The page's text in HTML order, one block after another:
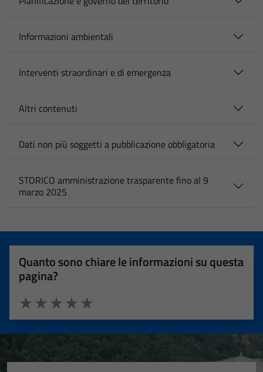
Informazioni ambientali
Interventi straordinari e di emergenza
Altri contenuti
Dati non più soggetti a pubblicazione obbligatoria
STORICO amministrazione trasparente fino al 9
marzo 2025
Quanto sono chiare le informazioni su questa
pagina?
Valuta 5 stelle su 5
Valuta 4 stelle su 5
Valuta 3 stelle su 5
Valuta 2 stelle su 5
Valuta 1 stelle su 5